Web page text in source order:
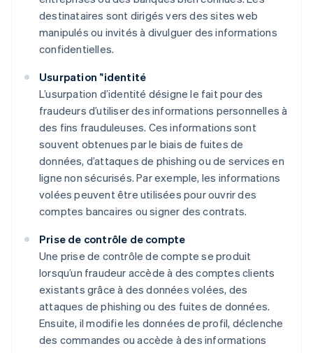
destinataires sont dirigés vers des sites web
manipulés ou invités à divulguer des informations
confidentielles.
Usurpation ’'identité
L’usurpation d’identité désigne le fait pour des
fraudeurs d’utiliser des informations personnelles à
des fins frauduleuses. Ces informations sont
souvent obtenues par le biais de fuites de
données, d’attaques de phishing ou de services en
ligne non sécurisés. Par exemple, les informations
volées peuvent être utilisées pour ouvrir des
comptes bancaires ou signer des contrats.
Prise de contrôle de compte
Une prise de contrôle de compte se produit
lorsqu’un fraudeur accède à des comptes clients
existants grâce à des données volées, des
attaques de phishing ou des fuites de données.
Ensuite, il modifie les données de profil, déclenche
des commandes ou accède à des informations